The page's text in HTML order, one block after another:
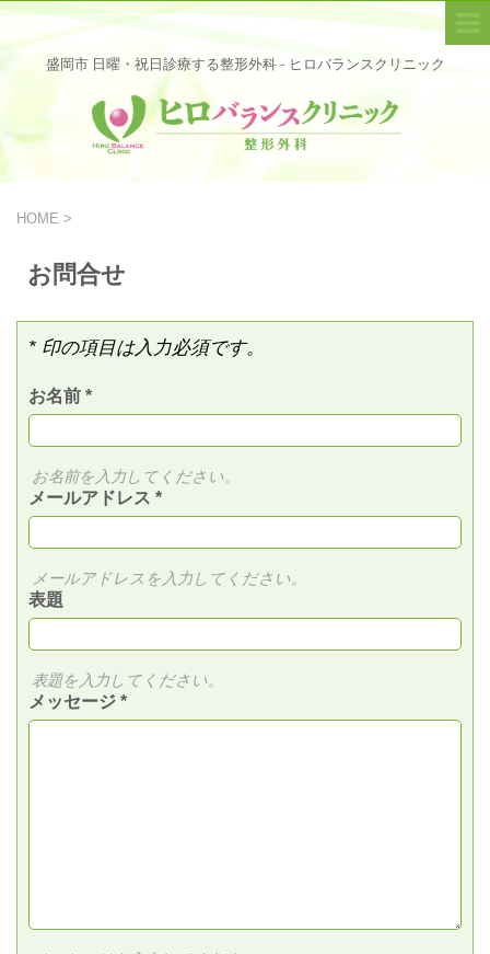
盛岡市 日曜・祝日診療する整形外科 - ヒロバランスクリニック
HOME >
お問合せ
* 印の項目は入力必須です。
お名前 *
お名前を入力してください。
メールアドレス *
メールアドレスを入力してください。
表題
表題を入力してください。
メッセージ *